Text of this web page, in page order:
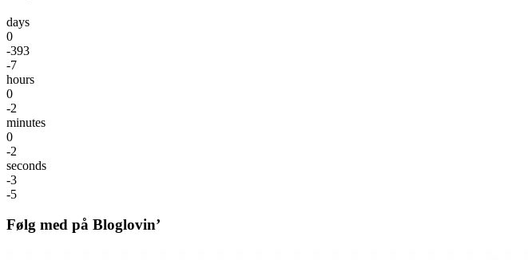
days
0
-393
-7
hours
0
-2
minutes
0
-2
seconds
-3
-5
Følg med på Bloglovin’